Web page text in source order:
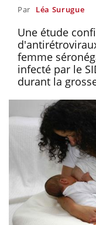
Par Léa Surugue
Une étude
femme
infecté par le
durant la